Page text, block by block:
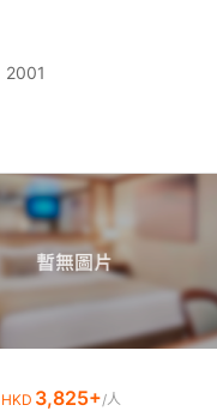
2001
HKD 3,825+/人